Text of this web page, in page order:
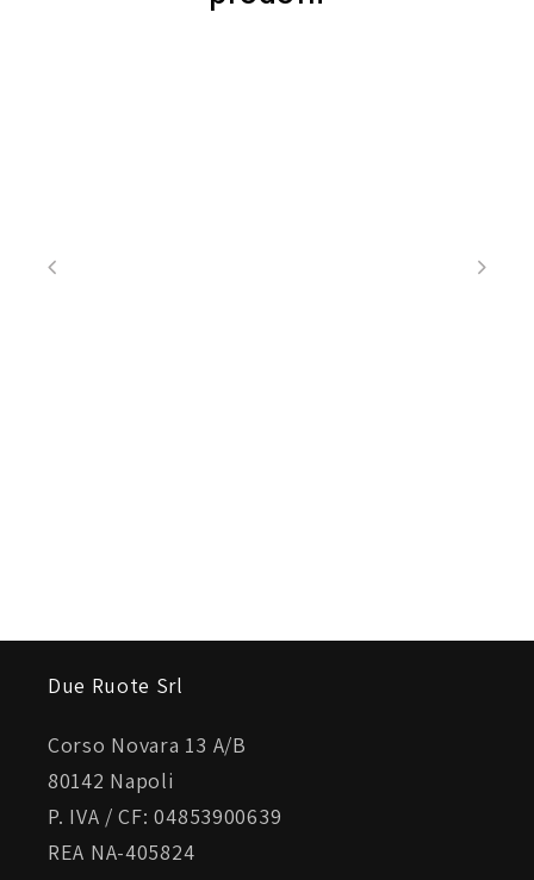
Due Ruote Srl
Corso Novara 13 A/B
80142 Napoli
P. IVA / CF: 04853900639
REA NA-405824